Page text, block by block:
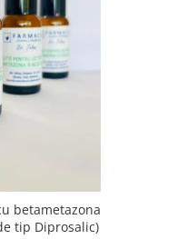
betametazona
tip Diprosalic)